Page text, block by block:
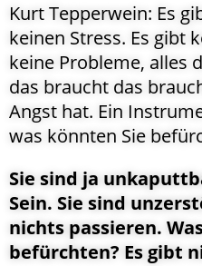
Kurt Tepperwein: Es
keinen Stress. Es gibt
keine Probleme, alles
das braucht das
Angst hat. Ein
was könnten Sie
Sie sind ja
Sein. Sie sind
nichts passieren.
befürchten? Es gibt